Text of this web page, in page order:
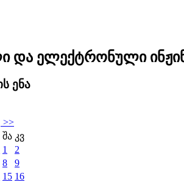
და ელექტრონული
ენა
>>
შა კვ
1
2
8
9
15 16